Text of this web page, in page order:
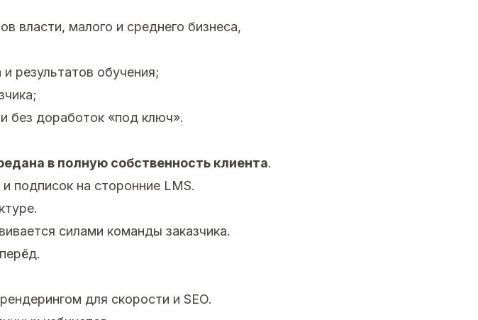
власти, малого и среднего бизнеса,
результатов обучения;
без доработок «под ключ».
в полную собственность клиента.
подписок на сторонние LMS.
силами команды заказчика.
для скорости и SEO.